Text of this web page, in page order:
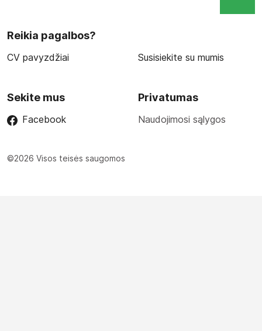
Reikia pagalbos?
CV pavyzdžiai Susisiekite su mumis
Sekite mus
Facebook
Privatumas
Naudojimosi sąlygos
©2026 Visos teisės saugomos